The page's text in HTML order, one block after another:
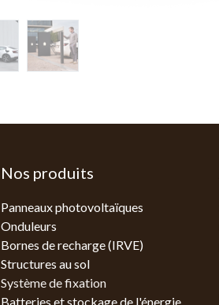
Nos produits
Panneaux photovoltaïques
Onduleurs
Bornes de recharge (IRVE)
Structures au sol
Système de fixation
Batteries et stockage de l'énergie